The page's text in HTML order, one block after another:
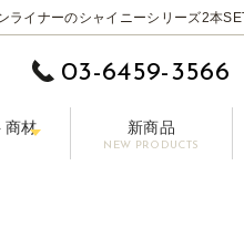
イナーのシャイニーシリーズ2本
03-6459-3566
商材 新商品
NEW PRODUCTS